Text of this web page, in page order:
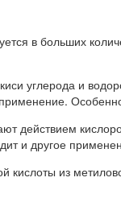
в больших
углерода и
действием
и другое
кислоты из